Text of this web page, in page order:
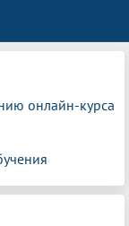
онлайн-курса